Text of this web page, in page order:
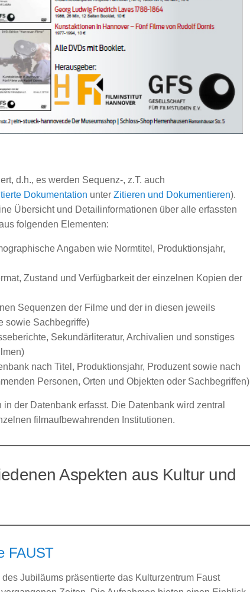
d.h., es werden Sequenz-, z.T. auch
Dokumentation unter Zitieren und Dokumentieren).
Übersicht und Detailinformationen über alle erfassten
folgenden Elementen:
Angaben wie Normtitel, Produktionsjahr,
Zustand und Verfügbarkeit der einzelnen Kopien der
Sequenzen der Filme und der in diesen jeweils
sowie Sachbegriffe)
Sekundärliteratur, Archivalien und sonstiges
nach Titel, Produktionsjahr, Produzent sowie nach
Personen, Orten und Objekten oder Sachbegriffen)
der Datenbank erfasst. Die Datenbank wird zentral
filmaufbewahrenden Institutionen.
Aspekten aus Kultur und
FAUST
des Jubiläums präsentierte das Kulturzentrum Faust